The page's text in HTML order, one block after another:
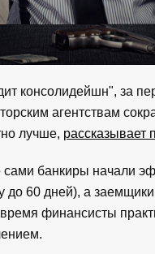
консолидейшн", за
агентствам
лучше, рассказывает
сами банкиры начали
до 60 дней), а
финансисты